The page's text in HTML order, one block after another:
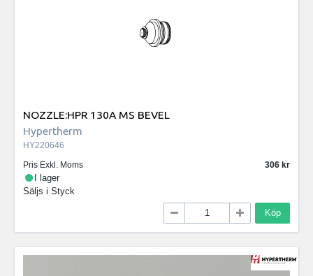
NOZZLE:HPR 130A MS BEVEL
Hypertherm
HY220646
Pris Exkl. Moms
306
I lager
Säljs i Styck
Köp